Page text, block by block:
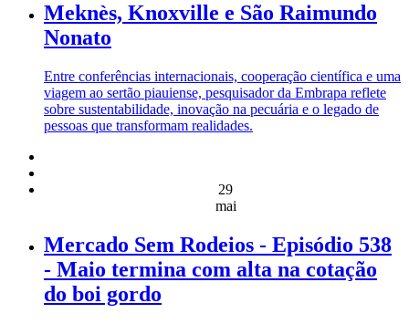
Meknès, Knoxville e São Raimundo
Nonato
Entre conferências internacionais, cooperação científica e uma
viagem ao sertão piauiense, pesquisador da Embrapa reflete
sobre sustentabilidade, inovação na pecuária e o legado de
pessoas que transformam realidades.
29
mai
Mercado Sem Rodeios - Episódio 538
- Maio termina com alta na cotação
do boi gordo